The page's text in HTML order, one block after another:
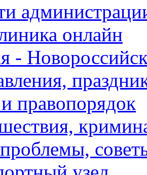
онлайн
-
правопорядок